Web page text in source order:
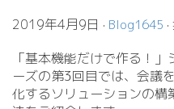
2019年4月9日 · Blog1645
「基本機能だけで作る！」
ーズの第3回目では、会議
化するソリューションの構